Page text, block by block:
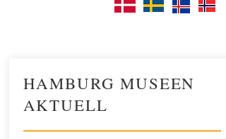
HAMBURG MUSEEN
AKTUELL